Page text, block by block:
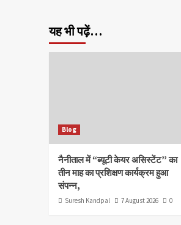
यह भी पढ़ें…
Blog
नैनीताल में “ब्यूटी केयर असिस्टेंट” का
तीन माह का प्रशिक्षण कार्यक्रम हुआ
संपन्न,
Suresh Kandpal 7 August 2026 0